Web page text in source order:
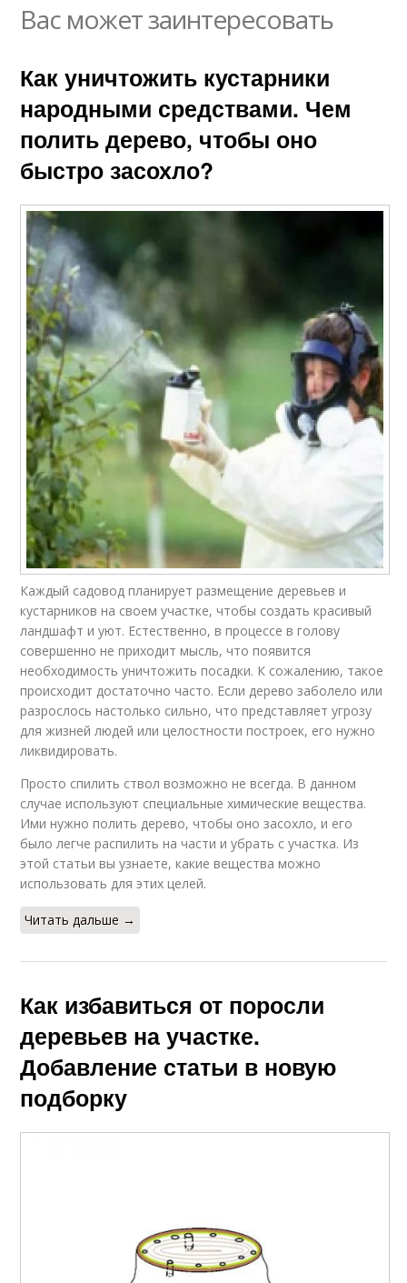
Вас может заинтересовать
Как уничтожить кустарники
народными средствами. Чем
полить дерево, чтобы оно
быстро засохло?
Каждый садовод планирует размещение деревьев и
кустарников на своем участке, чтобы создать красивый
ландшафт и уют. Естественно, в процессе в голову
совершенно не приходит мысль, что появится
необходимость уничтожить посадки. К сожалению, такое
происходит достаточно часто. Если дерево заболело или
разрослось настолько сильно, что представляет угрозу
для жизней людей или целостности построек, его нужно
ликвидировать.
Просто спилить ствол возможно не всегда. В данном
случае используют специальные химические вещества.
Ими нужно полить дерево, чтобы оно засохло, и его
было легче распилить на части и убрать с участка. Из
этой статьи вы узнаете, какие вещества можно
использовать для этих целей.
Читать дальше →
Как избавиться от поросли
деревьев на участке.
Добавление статьи в новую
подборку